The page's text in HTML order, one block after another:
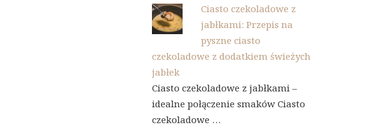
Ciasto czekoladowe z
jabłkami: Przepis na
pyszne ciasto
czekoladowe z dodatkiem świeżych
jabłek
Ciasto czekoladowe z jabłkami –
idealne połączenie smaków Ciasto
czekoladowe …